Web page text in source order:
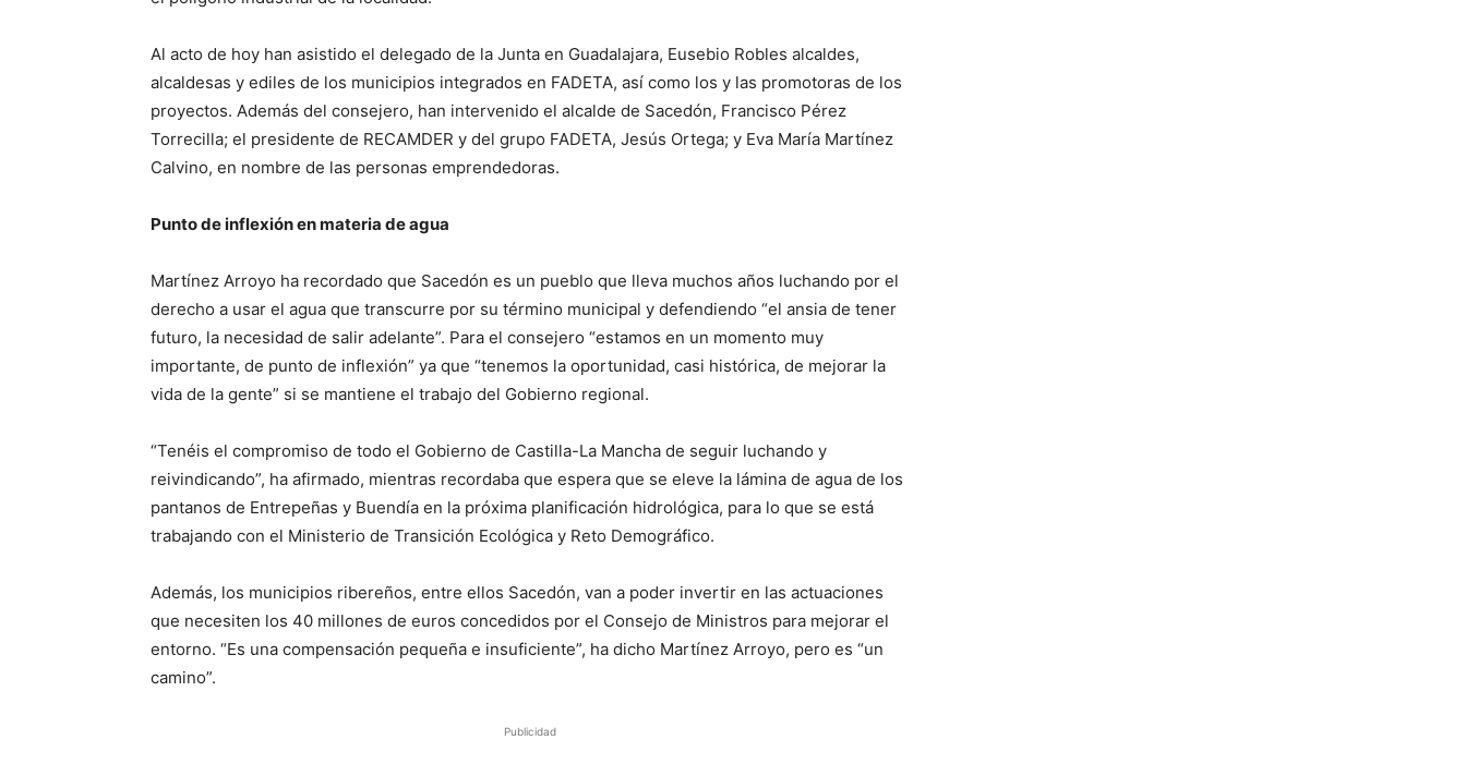
Al acto de hoy han asistido el delegado de la Junta en Guadalajara, Eusebio Robles alcaldes,
alcaldesas y ediles de los municipios integrados en FADETA, así como los y las promotoras de los
proyectos. Además del consejero, han intervenido el alcalde de Sacedón, Francisco Pérez
Torrecilla; el presidente de RECAMDER y del grupo FADETA, Jesús Ortega; y Eva María Martínez
Calvino, en nombre de las personas emprendedoras.
Punto de inflexión en materia de agua
Martínez Arroyo ha recordado que Sacedón es un pueblo que lleva muchos años luchando por el
derecho a usar el agua que transcurre por su término municipal y defendiendo “el ansia de tener
futuro, la necesidad de salir adelante”. Para el consejero “estamos en un momento muy
importante, de punto de inflexión” ya que “tenemos la oportunidad, casi histórica, de mejorar la
vida de la gente” si se mantiene el trabajo del Gobierno regional.
“Tenéis el compromiso de todo el Gobierno de Castilla-La Mancha de seguir luchando y
reivindicando”, ha afirmado, mientras recordaba que espera que se eleve la lámina de agua de los
pantanos de Entrepeñas y Buendía en la próxima planificación hidrológica, para lo que se está
trabajando con el Ministerio de Transición Ecológica y Reto Demográfico.
Además, los municipios ribereños, entre ellos Sacedón, van a poder invertir en las actuaciones
que necesiten los 40 millones de euros concedidos por el Consejo de Ministros para mejorar el
entorno. “Es una compensación pequeña e insuficiente”, ha dicho Martínez Arroyo, pero es “un
camino”.
Publicidad